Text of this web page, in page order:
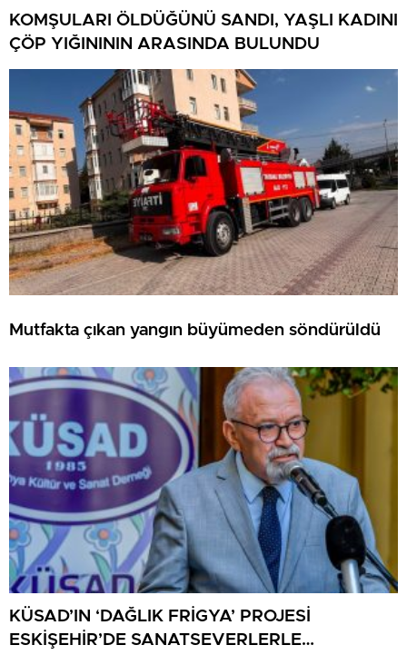
KOMŞULARI ÖLDÜĞÜNÜ SANDI, YAŞLI KADINI
ÇÖP YIĞINININ ARASINDA BULUNDU
Mutfakta çıkan yangın büyümeden söndürüldü
KÜSAD’IN ‘DAĞLIK FRİGYA’ PROJESİ
ESKİŞEHİR’DE SANATSEVERLERLE